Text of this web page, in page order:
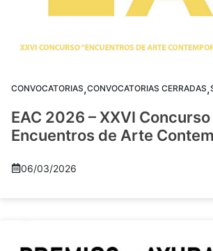
CONVOCATORIAS,CONVOCATORIAS CERRADAS,
EAC 2026 – XXVI
Encuentros de Arte
06/03/2026